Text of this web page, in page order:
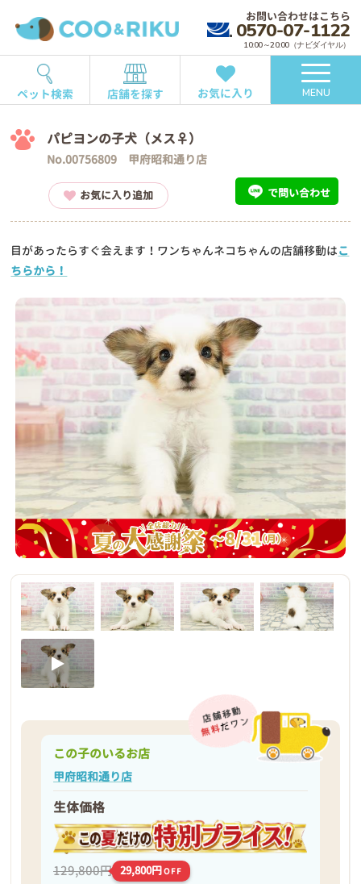
お問い合わせはこちら
0570-07-1122
10:00～20:00（ナビダイヤル）
ペット検索 店舗を探す お気に入り MENU
パピヨンの子犬（メス♀）
No.00756809 甲府昭和通り店
お気に入り追加 で問い合わせ
目があったらすぐ会えます！ワンちゃんネコちゃんの店舗移動はこ
ちらから！
この子のいるお店
甲府昭和通り店
生体価格
129,800円 29,800円OFF